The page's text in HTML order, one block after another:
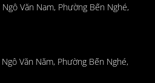
Văn Nam, Phường Bến Nghé,
Văn Năm, Phường Bến Nghé,